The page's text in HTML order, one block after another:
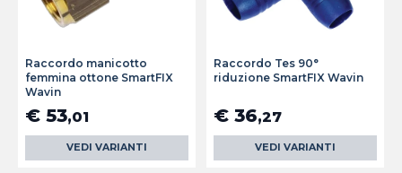
Raccordo manicotto
femmina ottone SmartFIX
Wavin
€ 53,01
VEDI VARIANTI
Raccordo Tes 90°
riduzione SmartFIX Wavin
€ 36,27
VEDI VARIANTI